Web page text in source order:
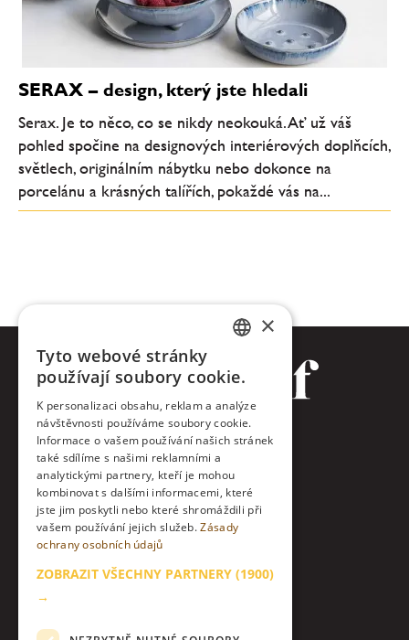
SERAX – design, který jste hledali
Serax. Je to něco, co se nikdy neokouká. Ať už váš
pohled spočine na designových interiérových doplňcích,
světlech, originálním nábytku nebo dokonce na
porcelánu a krásných talířích, pokaždé vás na...
Facebook
Twitter
Instagram
LinkedIn
Kontakt
ENGLISH
×
Tyto webové stránky
používají soubory cookie.
K personalizaci obsahu, reklam a analýze
návštěvnosti používáme soubory cookie.
Informace o vašem používání našich stránek
také sdílíme s našimi reklamními a
analytickými partnery, kteří je mohou
kombinovat s dalšími informacemi, které
jste jim poskytli nebo které shromáždili při
vašem používání jejich služeb.Zásady
ochrany osobních údajů
ZOBRAZIT VŠECHNY PARTNERY (1900)
→